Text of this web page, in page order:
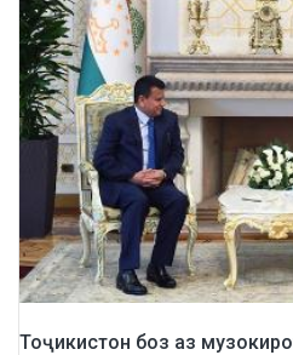
Тоҷикистон боз аз